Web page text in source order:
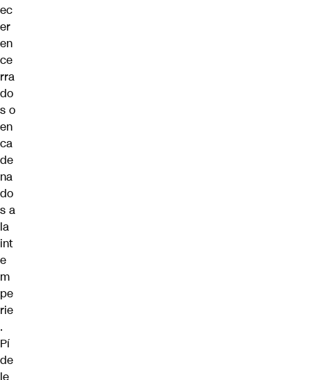
ec
er
en
ce
rra
do
s o
en
ca
de
na
do
s a
la
int
e
m
pe
rie
.
Pí
de